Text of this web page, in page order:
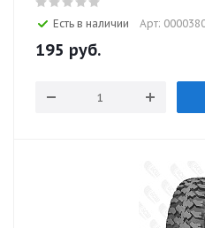
Есть в наличии Арт:
195 руб.